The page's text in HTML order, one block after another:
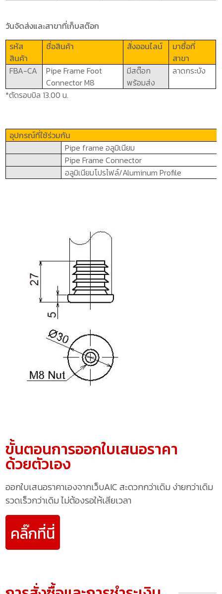
วันจัดส่งและสาขาที่เก็บสต๊อก
รหัส
สินค้า
ชื่อสินค้า สั่งออนไลน์
มาซื้อที่
สาขา
FBA-CA
Pipe Frame Foot
Connector M8
มีสต๊อก
พร้อมส่ง
ลาดกระบัง
*ตัดรอบบิล 13.00 น.
อุปกรณ์ที่ใช้ร่วมกัน
Pipe frameอลูมิเนียม
Pipe Frame Connector
อลูมิเนียมโปรไฟล์/Aluminum Profile
ขั้นตอนการออกใบเสนอราคา
ด้วยตัวเอง
ออกใบเสนอราคาเองจากเว็บAIC สะดวกกว่าเดิม ง่ายกว่าเดิม
รวดเร็วกว่าเดิม ไม่ต้องรอให้เสียเวลา
คลิ๊กที่นี่